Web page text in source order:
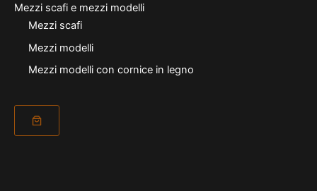
Mezzi scafi e mezzi modelli
Mezzi scafi
Mezzi modelli
Mezzi modelli con cornice in legno